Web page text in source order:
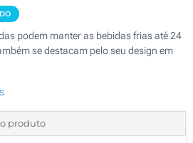
podem manter as bebidas frias até 24
se destacam pelo seu design em
produto